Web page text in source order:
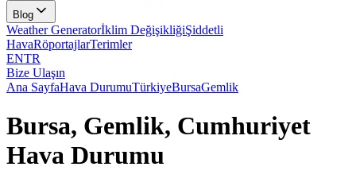
Blog
Weather Generatorİklim DeğişikliğiŞiddetli
HavaRöportajlarTerimler
ENTR
Bize Ulaşın
Ana SayfaHava DurumuTürkiyeBursaGemlik
Bursa, Gemlik, Cumhuriyet
Hava Durumu